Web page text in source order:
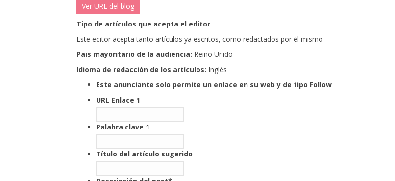
Ver URL del blog
Tipo de artículos que acepta el editor
Este editor acepta tanto artículos ya escritos, como redactados por él mismo
Pais mayoritario de la audiencia: Reino Unido
Idioma de redacción de los artículos: Inglés
Este anunciante solo permite un enlace en su web y de tipo Follow
URL Enlace 1
Palabra clave 1
Título del artículo sugerido